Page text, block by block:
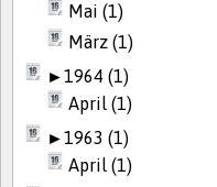
Mai (1)
März (1)
►1964 (1)
April (1)
►1963 (1)
April (1)